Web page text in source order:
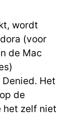
wordt
(voor
de Mac
Het
de
het zelf niet